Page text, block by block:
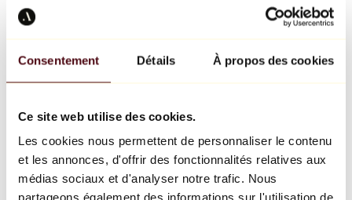
Consentement Détails À propos des cookies
Ce site web utilise des cookies.
Les cookies nous permettent de personnaliser le contenu
et les annonces, d'offrir des fonctionnalités relatives aux
médias sociaux et d'analyser notre trafic. Nous
partageons également des informations sur l'utilisation de
Richard Orlinski
Keith Haring
Jeff Koons
Jean-Michel Basquiat
Tous les designers
Œuvre de la semaine